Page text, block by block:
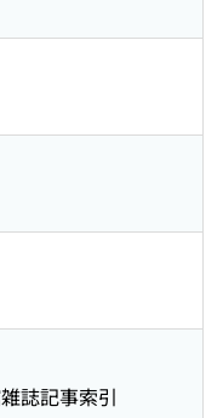
誌記事索引